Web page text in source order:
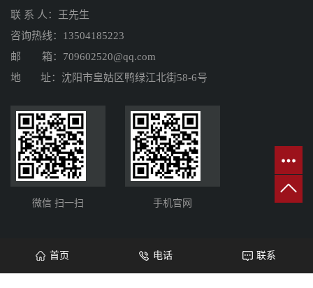
联 系 人：王先生
咨询热线：13504185223
邮 箱：709602520@qq.com
地 址：沈阳市皇姑区鸭绿江北街58-6号
微信 扫一扫 手机官网
Copyright © http://www.chehuatuo.cn/ 沈阳车华佗自动变速箱维修有限公司 专业从
首页 电话 联系